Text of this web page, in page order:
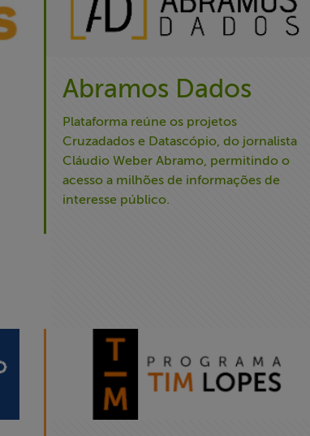
Abramos Dados
Plataforma reúne os projetos
Cruzadados e Datascópio, do jornalista
Cláudio Weber Abramo, permitindo o
acesso a milhões de informações de
interesse público.